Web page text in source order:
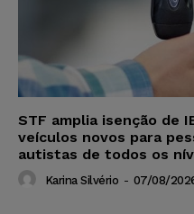
STF amplia isenção de
veículos novos para
autistas de todos os
Karina Silvério - 07/08/